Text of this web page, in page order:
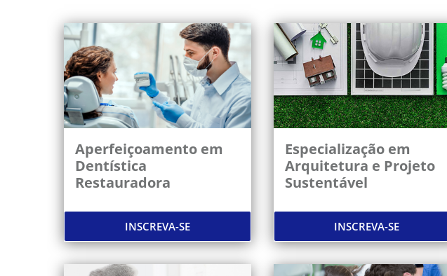
Aperfeiçoamento em
Dentística
Restauradora
INSCREVA-SE
Especialização em
Arquitetura e Projeto
Sustentável
INSCREVA-SE